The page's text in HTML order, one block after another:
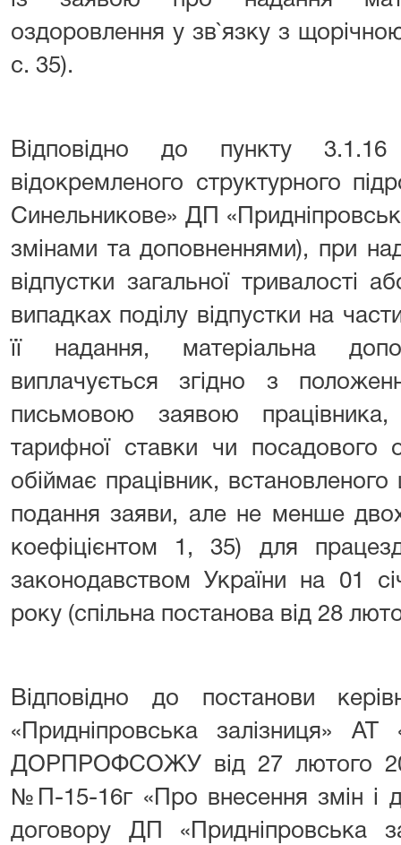
оздоровлення у зв`язку з
с. 35).
Відповідно до пункту 3.1.16
відокремленого структурного
Синельникове» ДП
змінами та доповненнями), при
відпустки загальної тривалості
випадках поділу відпустки на
її надання, матеріальна
виплачується згідно з
письмовою заявою
тарифної ставки чи посадового
обіймає працівник,
подання заяви, але не менше
коефіцієнтом 1, 35) для
законодавством України на 01
року (спільна постанова від 28
Відповідно до постанови
«Придніпровська залізниця» АТ
ДОРПРОФСОЖУ від 27 лютого
№П-15-16г «Про внесення змін і
договору ДП «Придніпровська